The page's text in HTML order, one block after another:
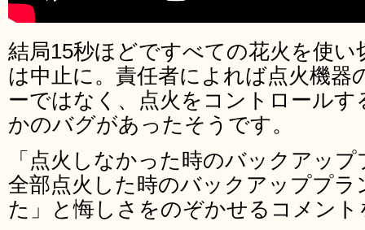
結局15秒ほどですべての花火を使
は中止に。責任者によれば点火機器
ーではなく、点火をコントロール
かのバグがあったそうです。
「点火しなかった時のバックアッ
全部点火した時のバックアッププ
た」と悔しさをのぞかせるコメン